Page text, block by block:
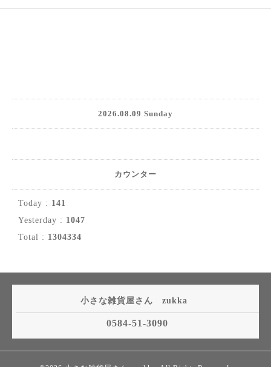
2026.08.09 Sunday
カウンター
Today : 141
Yesterday : 1047
Total : 1304334
小さな雑貨屋さん zukka
0584-51-3090